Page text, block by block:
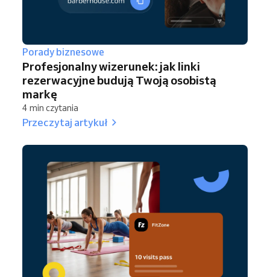
Porady biznesowe
Profesjonalny wizerunek: jak linki
rezerwacyjne budują Twoją osobistą
markę
4 min czytania
Przeczytaj artykuł